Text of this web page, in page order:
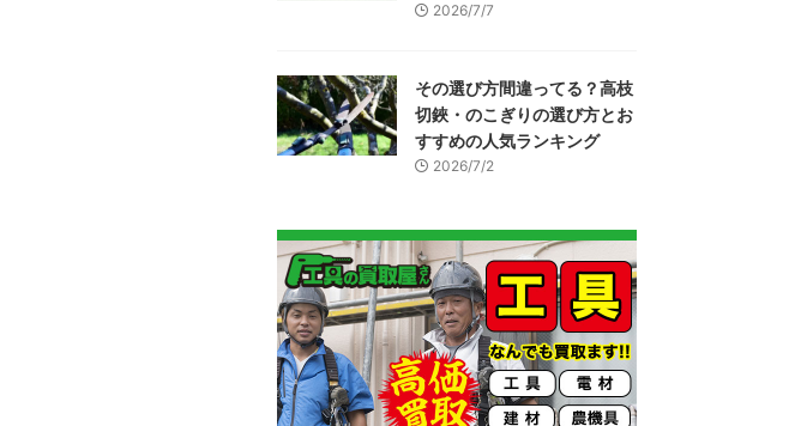
2026/7/7
その選び方間違ってる？高枝
切鋏・のこぎりの選び方とお
すすめの人気ランキング
2026/7/2